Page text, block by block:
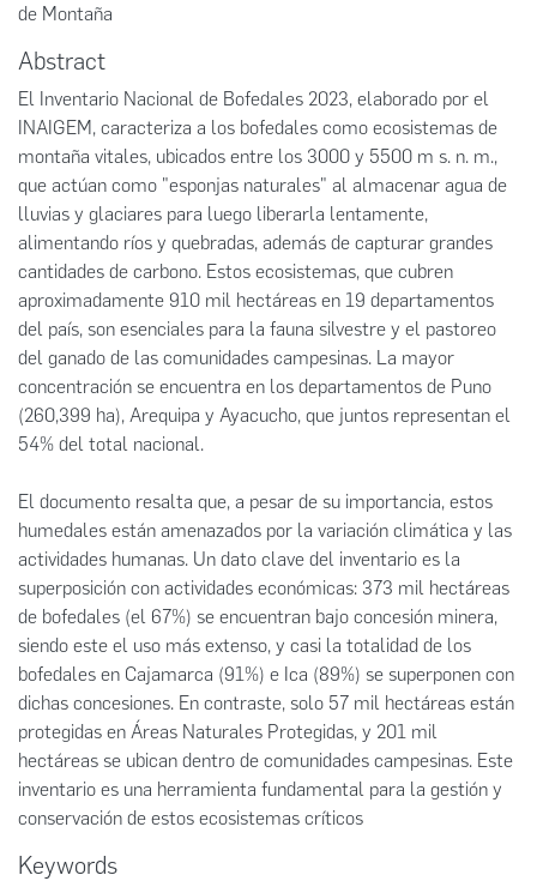
de Montaña
Abstract
El Inventario Nacional de Bofedales 2023, elaborado por el
INAIGEM, caracteriza a los bofedales como ecosistemas de
montaña vitales, ubicados entre los 3000 y 5500 m s. n. m.,
que actúan como "esponjas naturales" al almacenar agua de
lluvias y glaciares para luego liberarla lentamente,
alimentando ríos y quebradas, además de capturar grandes
cantidades de carbono. Estos ecosistemas, que cubren
aproximadamente 910 mil hectáreas en 19 departamentos
del país, son esenciales para la fauna silvestre y el pastoreo
del ganado de las comunidades campesinas. La mayor
concentración se encuentra en los departamentos de Puno
(260,399 ha), Arequipa y Ayacucho, que juntos representan el
54% del total nacional.
El documento resalta que, a pesar de su importancia, estos
humedales están amenazados por la variación climática y las
actividades humanas. Un dato clave del inventario es la
superposición con actividades económicas: 373 mil hectáreas
de bofedales (el 67%) se encuentran bajo concesión minera,
siendo este el uso más extenso, y casi la totalidad de los
bofedales en Cajamarca (91%) e Ica (89%) se superponen con
dichas concesiones. En contraste, solo 57 mil hectáreas están
protegidas en Áreas Naturales Protegidas, y 201 mil
hectáreas se ubican dentro de comunidades campesinas. Este
inventario es una herramienta fundamental para la gestión y
conservación de estos ecosistemas críticos
Keywords